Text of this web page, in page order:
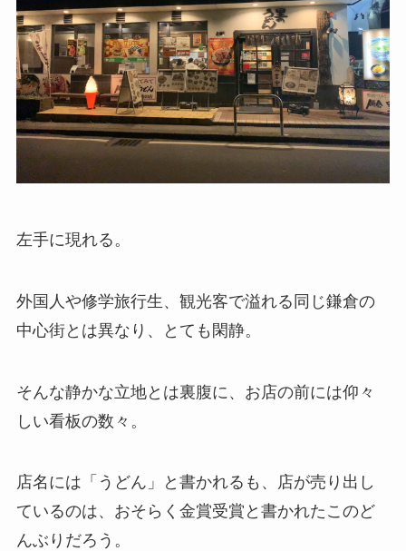
左手に現れる。
外国人や修学旅行生、観光客で溢れる同じ鎌倉の
中心街とは異なり、とても閑静。
そんな静かな立地とは裏腹に、お店の前には仰々
しい看板の数々。
店名には「うどん」と書かれるも、店が売り出し
ているのは、おそらく金賞受賞と書かれたこのど
んぶりだろう。